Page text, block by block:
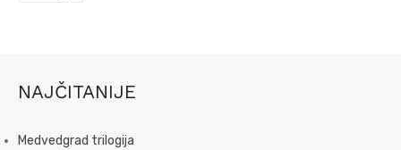
NAJČITANIJE
Medvedgrad trilogija